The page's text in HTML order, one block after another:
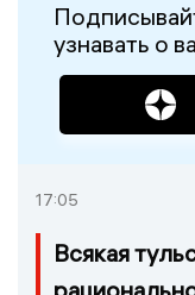
узнавать о
17:05
Всякая